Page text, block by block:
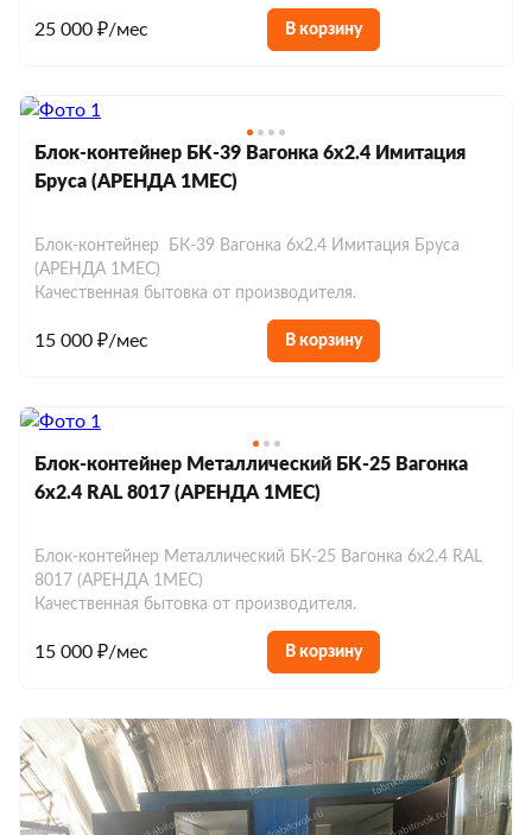
25 000 ₽/мес В корзину
Блок-контейнер БК-39 Вагонка 6х2.4 Имитация
Бруса (АРЕНДА 1МЕС)
Блок-контейнер БК-39 Вагонка 6х2.4 Имитация Бруса
(АРЕНДА 1МЕС)
Качественная бытовка от производителя.
15 000 ₽/мес В корзину
Блок-контейнер Металлический БК-25 Вагонка
6х2.4 RAL 8017 (АРЕНДА 1МЕС)
Блок-контейнер Металлический БК-25 Вагонка 6х2.4 RAL
8017 (АРЕНДА 1МЕС)
Качественная бытовка от производителя.
15 000 ₽/мес В корзину